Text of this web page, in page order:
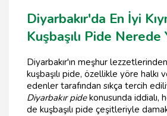
Diyarbakır'da En İyi
Kuşbaşılı Pide Nerede
Diyarbakır'ın meşhur
kuşbaşılı pide, özellikle yöre halkı
edenler tarafından sıkça tercih
Diyarbakır pidekonusunda iddialı,
de kuşbaşılı pide çeşitleriyle